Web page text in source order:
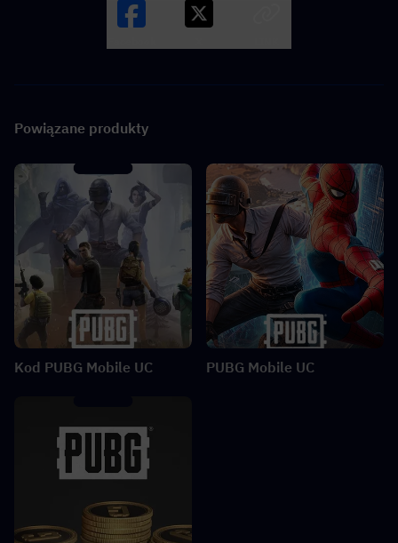
Powiązane produkty
Kod PUBG Mobile UC PUBG Mobile UC